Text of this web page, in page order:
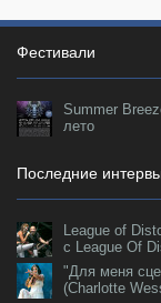
Фестивали
Summer
лето
Последние
League of
с League Of
"Для меня
(Charlotte